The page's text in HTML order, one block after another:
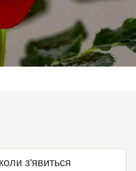
з'явиться